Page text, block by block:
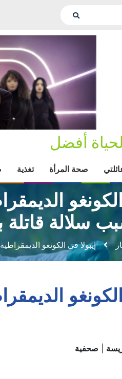
أفضل
صحة المرأة تغذية
سلالة قاتلة
إيبولا في الكونغو